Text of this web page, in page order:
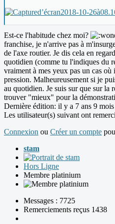
Est-ce l'habitude chez moi?
franchise, je n'arrive pas à
de l'axe routier. Je dis cela en
quotidien (comme tu l'indiques du
vraiment à mes yeux pas un cas
pression. Malheureusement si je
au quotidien. Je suis sur que sur la
trouver "mieux" pour la
Dernière édition: il y a 7 ans 9
Les utilisateur(s) suivant ont
Connexion ou Créer un compte
stam
Hors Ligne
Membre platinium
Messages : 7725
Remerciements reçus 1438